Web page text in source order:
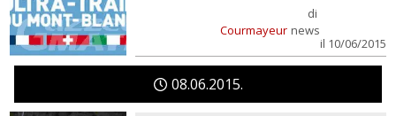
Courmayeur
di
news
il 10/06/2015
0806 2015